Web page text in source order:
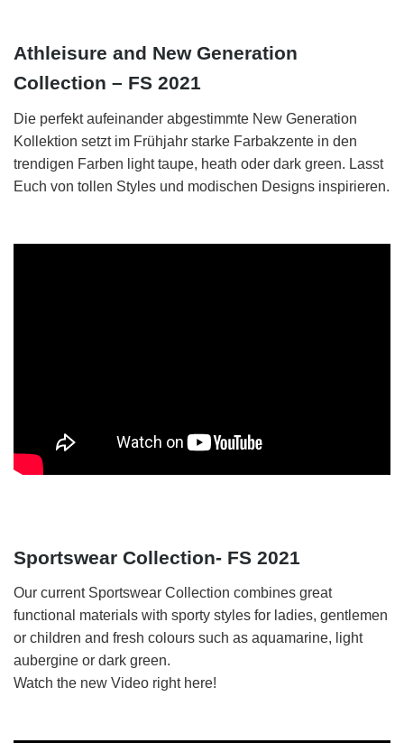
Athleisure and New Generation
Collection – FS 2021
Die perfekt aufeinander abgestimmte New Generation
Kollektion setzt im Frühjahr starke Farbakzente in den
trendigen Farben light taupe, heath oder dark green. Lasst
Euch von tollen Styles und modischen Designs inspirieren.
Sportswear Collection- FS 2021
Our current Sportswear Collection combines great
functional materials with sporty styles for ladies, gentlemen
or children and fresh colours such as aquamarine, light
aubergine or dark green.
Watch the new Video right here!